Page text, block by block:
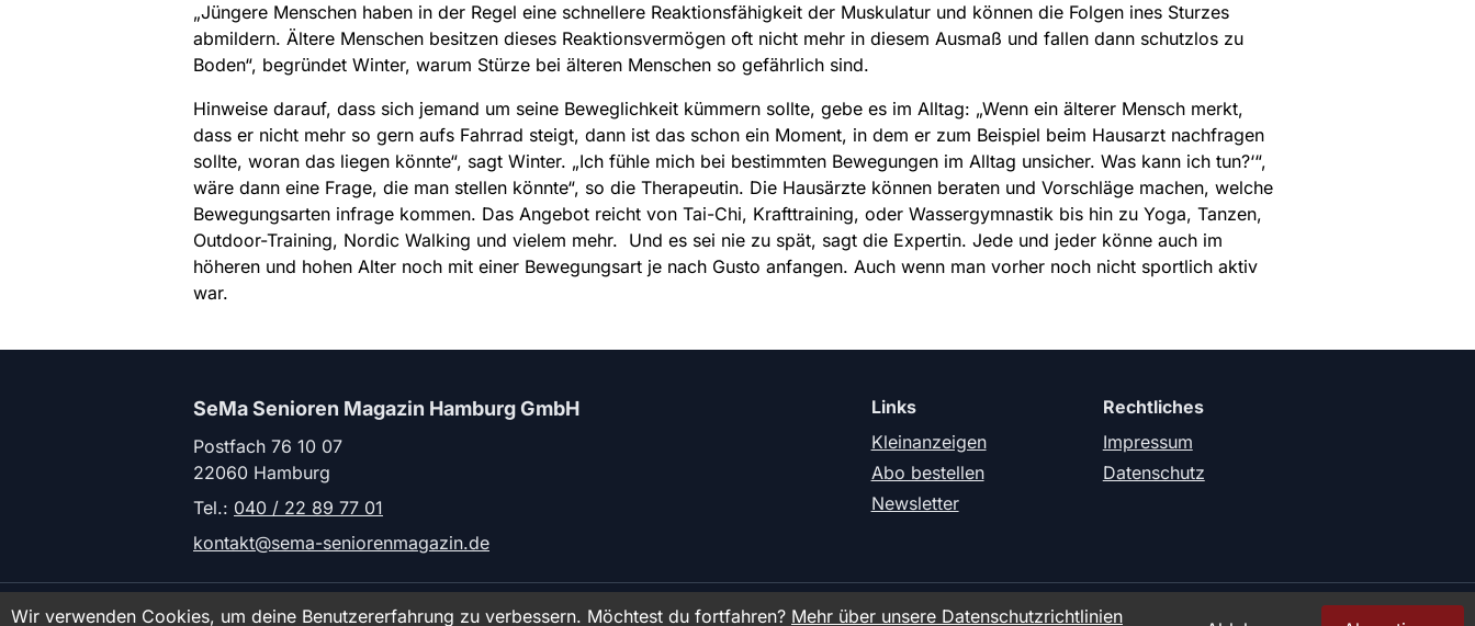
„Jüngere Menschen haben in der Regel eine schnellere Reaktionsfähigkeit der Muskulatur und können die Folgen ines Sturzes
abmildern. Ältere Menschen besitzen dieses Reaktionsvermögen oft nicht mehr in diesem Ausmaß und fallen dann schutzlos zu
Boden“, begründet Winter, warum Stürze bei älteren Menschen so gefährlich sind.
Hinweise darauf, dass sich jemand um seine Beweglichkeit kümmern sollte, gebe es im Alltag: „Wenn ein älterer Mensch merkt,
dass er nicht mehr so gern aufs Fahrrad steigt, dann ist das schon ein Moment, in dem er zum Beispiel beim Hausarzt nachfragen
sollte, woran das liegen könnte“, sagt Winter. „Ich fühle mich bei bestimmten Bewegungen im Alltag unsicher. Was kann ich tun?‘“,
wäre dann eine Frage, die man stellen könnte“, so die Therapeutin. Die Hausärzte können beraten und Vorschläge machen, welche
Bewegungsarten infrage kommen. Das Angebot reicht von Tai-Chi, Krafttraining, oder Wassergymnastik bis hin zu Yoga, Tanzen,
Outdoor-Training, Nordic Walking und vielem mehr. Und es sei nie zu spät, sagt die Expertin. Jede und jeder könne auch im
höheren und hohen Alter noch mit einer Bewegungsart je nach Gusto anfangen. Auch wenn man vorher noch nicht sportlich aktiv
war.
SeMa Senioren Magazin Hamburg GmbH
Postfach 76 10 07
22060 Hamburg
Tel.: 040 / 22 89 77 01
kontakt@sema-seniorenmagazin.de
Links
Kleinanzeigen
Abo bestellen
Newsletter
Rechtliches
Impressum
Datenschutz
© 2026 SeMa Senioren Magazin Hamburg GmbH. Alle Rechte vorbehalten.
Wir verwenden Cookies, um deine Benutzererfahrung zu verbessern. Möchtest du fortfahren? Mehr über unsere Datenschutzrichtlinien